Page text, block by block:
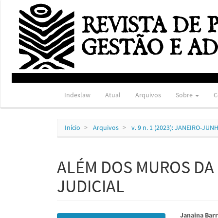
Navegação
Principal
Conteúdo
principal
Barra
Lateral
Indexlaw Atual Arquivos Sobre
Início Arquivos v. 9 n. 1 (2023): JANEIRO-
ALÉM DOS MUROS
JUDICIAL
Janaina